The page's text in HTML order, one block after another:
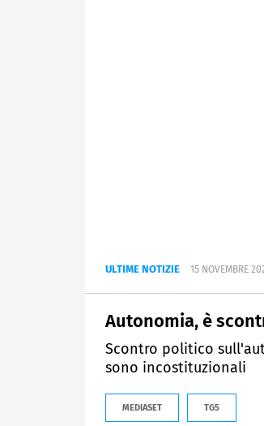
ULTIME NOTIZIE 15 NOVEMBRE
Autonomia, è
Scontro politico
sono incostituzionali
MEDIASET TG5